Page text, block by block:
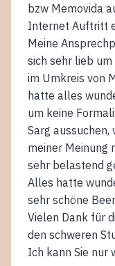
bzw Memovida
Internet Auftritt
Meine
sich sehr lieb
im Umkreis von
hatte alles
um keine
Sarg
meiner Meinung
sehr belastend
Alles hatte
sehr schöne
Vielen Dank für
den schweren
Ich kann Sie nur